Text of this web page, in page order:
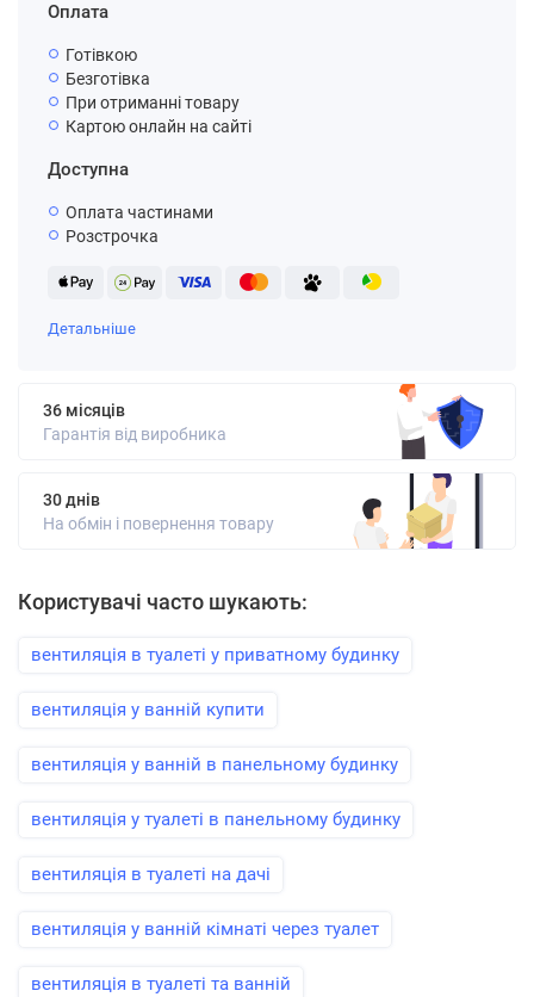
Оплата
Готівкою
Безготівка
При отриманні товару
Картою онлайн на сайті
Доступна
Оплата частинами
Розстрочка
Детальніше
36 місяців
Гарантія від виробника
30 днів
На обмін і повернення товару
Користувачі часто шукають:
вентиляція в туалеті у приватному будинку
вентиляція у ванній купити
вентиляція у ванній в панельному будинку
вентиляція у туалеті в панельному будинку
вентиляція в туалеті на дачі
вентиляція у ванній кімнаті через туалет
вентиляція в туалеті та ванній